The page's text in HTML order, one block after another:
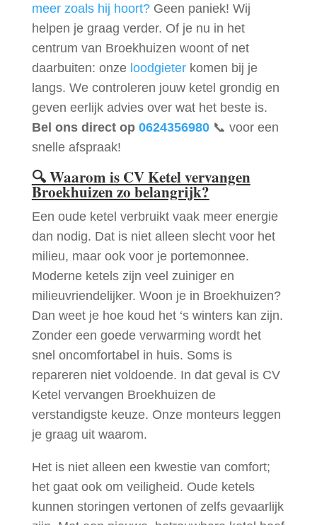
meer zoals hij hoort?Geen paniek! Wij
helpen je graag verder. Of je nu in het
centrum van Broekhuizen woont of net
daarbuiten: onze loodgieterkomen bij je
langs. We controleren jouw ketel grondig en
geven eerlijk advies over wat het beste is.
Bel ons direct op 0624356980📞 voor een
snelle afspraak!
🔍Waarom is CV Ketel vervangen
Broekhuizen zo belangrijk?
Een oude ketel verbruikt vaak meer energie
dan nodig. Dat is niet alleen slecht voor het
milieu, maar ook voor je portemonnee.
Moderne ketels zijn veel zuiniger en
milieuvriendelijker. Woon je in Broekhuizen?
Dan weet je hoe koud het ‘s winters kan zijn.
Zonder een goede verwarming wordt het
snel oncomfortabel in huis. Soms is
repareren niet voldoende. In dat geval is CV
Ketel vervangen Broekhuizen de
verstandigste keuze. Onze monteurs leggen
je graag uit waarom.
Het is niet alleen een kwestie van comfort;
het gaat ook om veiligheid. Oude ketels
kunnen storingen vertonen of zelfs gevaarlijk